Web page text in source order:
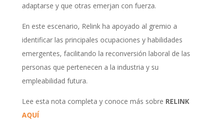
adaptarse y que otras emerjan con fuerza.
En este escenario, Relink ha apoyado al gremio a
identificar las principales ocupaciones y habilidades
emergentes, facilitando la reconversión laboral de las
personas que pertenecen a la industria y su
empleabilidad futura.
Lee esta nota completa y conoce más sobre RELINK
AQUÍ